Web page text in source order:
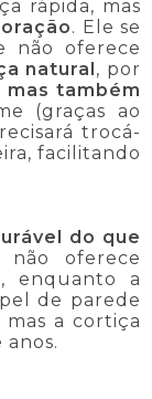
rápida, mas
. Ele se
não oferece
natural, por
mas também
(graças ao
trocá-
facilitando
do que
oferece
enquanto a
de parede
a cortiça